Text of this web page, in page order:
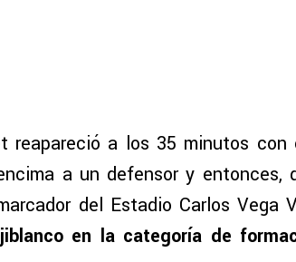
reapareció a los 35 minutos
a un defensor y entonces,
del Estadio Carlos Vega
en la categoría de